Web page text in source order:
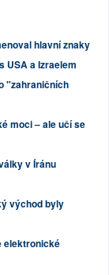
hlavní znaky
USA a Izraelem
"zahraničních
moci – ale učí se
v Íránu
východ byly
elektronické